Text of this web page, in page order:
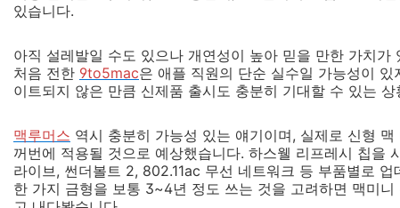
있습니다.
아직 설레발일 수도 있으나 개연성이 높아 믿을 만한 가치
처음 전한 9to5mac은 애플 직원의 단순 실수일 가능성이
이트되지 않은 만큼 신제품 출시도 충분히 기대할 수 있는
맥루머스 역시 충분히 가능성 있는 얘기이며, 실제로 신형
꺼번에 적용될 것으로 예상했습니다. 하스웰 리프레시 칩을
라이브, 썬더볼트 2, 802.11ac 무선 네트워크 등 부품별로
한 가지 금형을 보통 3~4년 정도 쓰는 것을 고려하면 맥미